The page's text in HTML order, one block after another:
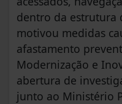
dentro da estrutura
motivou medidas
afastamento
Modernização e
abertura de
junto ao Ministério